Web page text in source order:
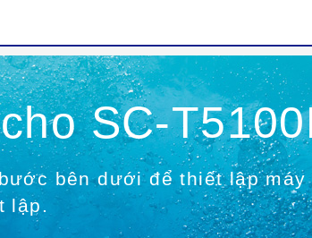
SC-
bên dưới để thiết lập
lập.